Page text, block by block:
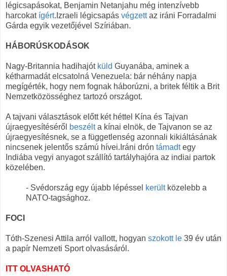
légicsapásokat, Benjamin Netanjahu még intenzívebb
harcokat ígért.Izraeli légicsapás végzettaz iráni Forradalmi
Gárda egyik vezetőjével Szíriában.
HÁBORÚSKODÁSOK
Nagy-Britannia hadihajót küld Guyanába, aminek a
kétharmadát elcsatolná Venezuela: bár néhány napja
megígérték, hogy nem fognak háborúzni, a britek féltik a Brit
Nemzetközösséghez tartozó országot.
A tajvani választások előtt két héttel Kína és Tajvan
újraegyesítéséről beszélta kínai elnök, de Tajvanon se az
újraegyesítésnek, se a függetlenség azonnali kikiáltásának
nincsenek jelentős számú hívei.Iráni drón támadtegy
Indiába vegyi anyagot szállító tartályhajóra az indiai partok
közelében.
- Svédország egy újabb lépéssel kerültközelebb a
NATO-tagsághoz.
FOCI
Tóth-Szenesi Attila arról vallott, hogyan szokott le 39 év után
a papír Nemzeti Sport olvasásáról.
ITT OLVASHATÓ